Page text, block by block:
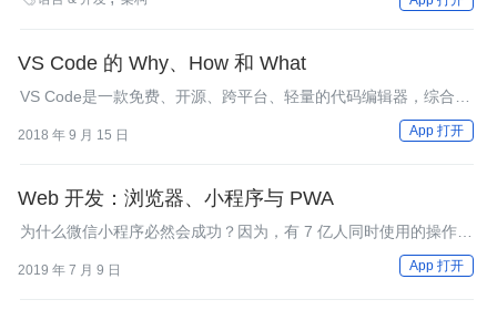
在努力迎合用户的各种需求。Web不归任何人所拥有，或换句话
权利。
VS Code 的 Why、How 和 What
VS Code是一款免费、开源、跨平台、轻量的代码编辑器，综合了
Eclipse等很多优秀编辑器的优势，同时解决了它们的痛点问题，一
经发布就受到了“追捧”。
2018 年 9 月 15 日 App 打开
Web 开发：浏览器、小程序与 PWA
为什么微信小程序必然会成功？因为，有 7 亿人同时使用的操作系
2019 年 7 月 9 日 App 打开